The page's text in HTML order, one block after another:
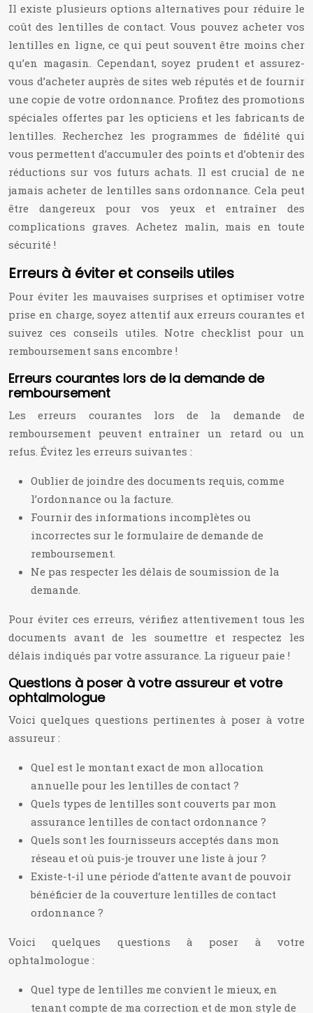
Il existe plusieurs options alternatives pour réduire le
coût des lentilles de contact. Vous pouvez acheter vos
lentilles en ligne, ce qui peut souvent être moins cher
qu’en magasin. Cependant, soyez prudent et assurez-
vous d’acheter auprès de sites web réputés et de fournir
une copie de votre ordonnance. Profitez des promotions
spéciales offertes par les opticiens et les fabricants de
lentilles. Recherchez les programmes de fidélité qui
vous permettent d’accumuler des points et d’obtenir des
réductions sur vos futurs achats. Il est crucial de ne
jamais acheter de lentilles sans ordonnance. Cela peut
être dangereux pour vos yeux et entraîner des
complications graves. Achetez malin, mais en toute
sécurité !
Erreurs à éviter et conseils utiles
Pour éviter les mauvaises surprises et optimiser votre
prise en charge, soyez attentif aux erreurs courantes et
suivez ces conseils utiles. Notre checklist pour un
remboursement sans encombre !
Erreurs courantes lors de la demande de
remboursement
Les erreurs courantes lors de la demande de
remboursement peuvent entraîner un retard ou un
refus. Évitez les erreurs suivantes :
Oublier de joindre des documents requis, comme
l’ordonnance ou la facture.
Fournir des informations incomplètes ou
incorrectes sur le formulaire de demande de
remboursement.
Ne pas respecter les délais de soumission de la
demande.
Pour éviter ces erreurs, vérifiez attentivement tous les
documents avant de les soumettre et respectez les
délais indiqués par votre assurance. La rigueur paie !
Questions à poser à votre assureur et votre
ophtalmologue
Voici quelques questions pertinentes à poser à votre
assureur :
Quel est le montant exact de mon allocation
annuelle pour les lentilles de contact ?
Quels types de lentilles sont couverts par mon
assurance lentilles de contact ordonnance ?
Quels sont les fournisseurs acceptés dans mon
réseau et où puis-je trouver une liste à jour ?
Existe-t-il une période d’attente avant de pouvoir
bénéficier de la couverture lentilles de contact
ordonnance ?
Voici quelques questions à poser à votre
ophtalmologue :
Quel type de lentilles me convient le mieux, en
tenant compte de ma correction et de mon style de